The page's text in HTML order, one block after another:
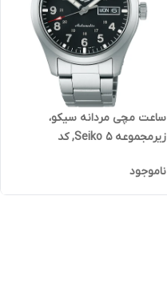
ساعت مچی مردانه سیکو،
زیرمجموعه Seiko 5, کد
ناموجود